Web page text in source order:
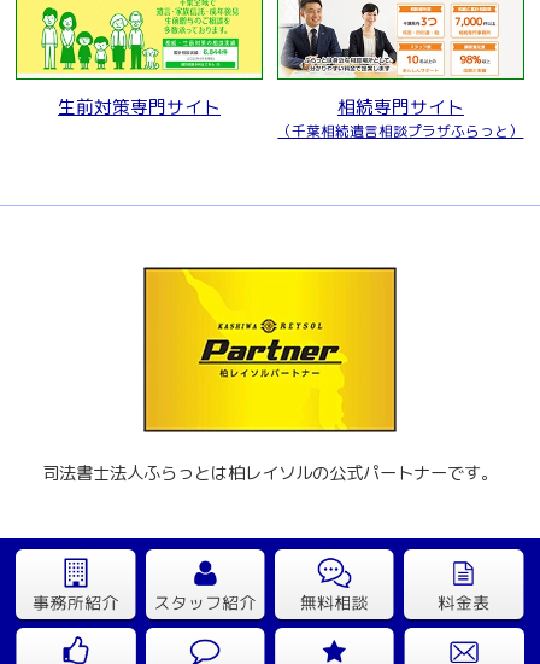
生前対策専門サイト 相続専門サイト
（千葉相続遺言相談プラザふらっと）
司法書士法人ふらっとは柏レイソルの公式パートナーです。